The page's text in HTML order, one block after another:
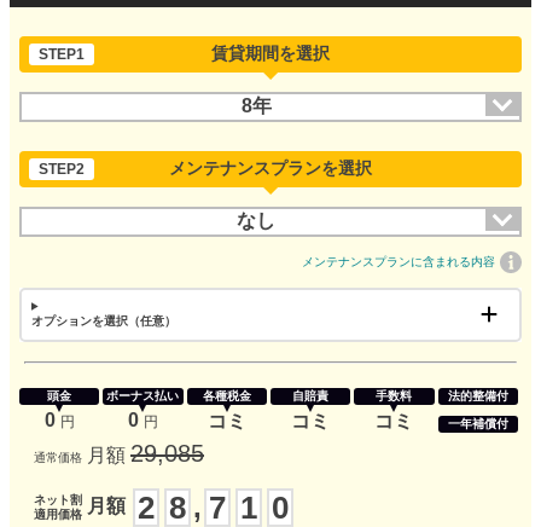
STEP1 賃貸期間を選択
8年
STEP2 メンテナンスプランを選択
なし
メンテナンスプランに含まれる内容
オプションを選択（任意）
頭金
0 円
ボーナス払い
0 円
各種税金
コミ
自賠責
コミ
手数料
コミ
法的整備付
一年補償付
通常価格 月額 29,085
ネット割
適用価格
月額 2 8 , 7 1 0